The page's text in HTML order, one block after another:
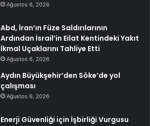
Ağustos 6, 2026
Abd, İran’ın Füze Saldırılarının
Ardından İsrail’in Eilat Kentindeki Yakıt
İkmal Uçaklarını Tahliye Etti
Ağustos 6, 2026
Aydın Büyükşehir’den Söke’de yol
çalışması
Ağustos 6, 2026
Enerji Güvenliği için İşbirliği Vurgusu